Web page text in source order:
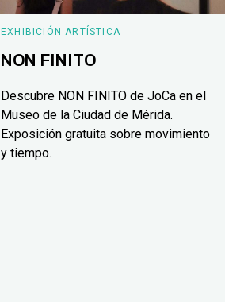
EXHIBICIÓN ARTÍSTICA
NON FINITO
Descubre NON FINITO de JoCa en el
Museo de la Ciudad de Mérida.
Exposición gratuita sobre movimiento
y tiempo.